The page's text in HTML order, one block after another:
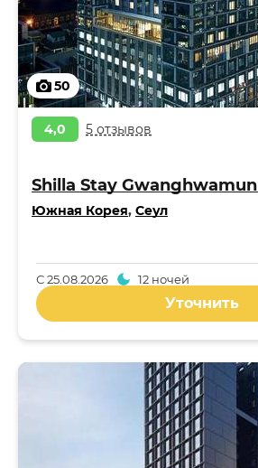
50
4,0 5 отзывов
Shilla Stay
Южная Корея, Сеул
С25.08.2026 12 ночей
Уточнить